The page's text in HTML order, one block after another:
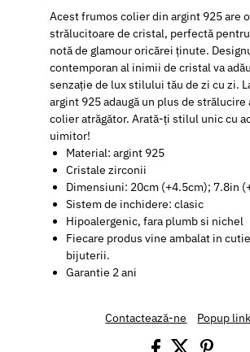
Acest frumos colier din argint 925 are
strălucitoare de cristal, perfectă pentru
notă de glamour oricărei ținute.
contemporan al inimii de cristal va
senzație de lux stilului tău de zi cu zi.
argint 925 adaugă un plus de strălucire
colier atrăgător. Arată-ți stilul unic cu
uimitor!
Material: argint 925
Cristale zirconii
Dimensiuni: 20cm (+4.5cm); 7.8in
Sistem de inchidere: clasic
Hipoalergenic, fara plumb si nichel
Fiecare produs vine ambalat in
bijuterii.
Garantie 2 ani
Contactează-ne Popup link